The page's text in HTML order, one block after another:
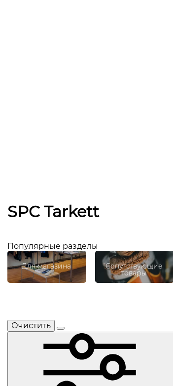
SPC Tarkett
Популярные разделы
Для магазина Сопутствующие
товары
Очистить